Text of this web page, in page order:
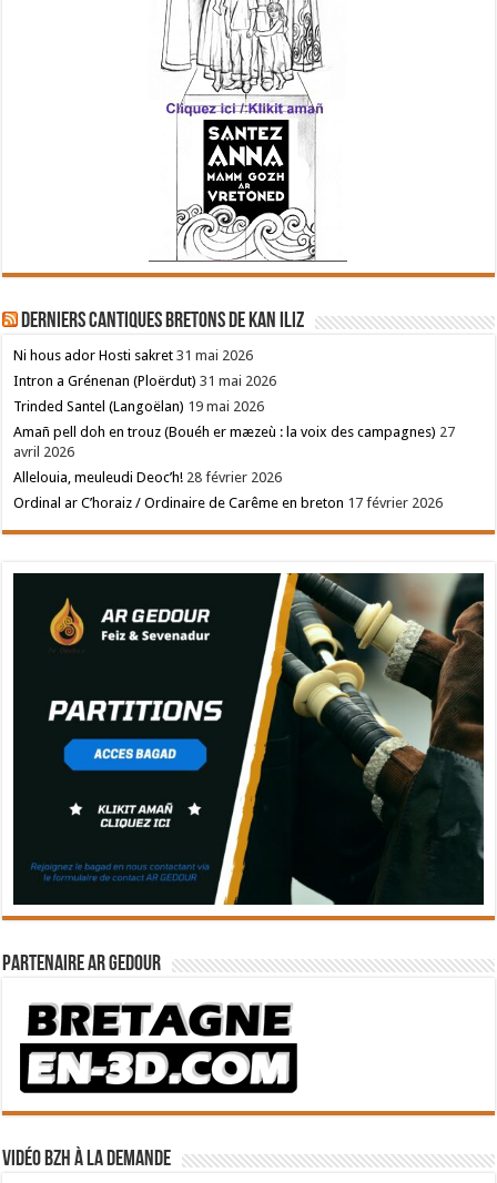
Derniers cantiques bretons de Kan Iliz
Ni hous ador Hosti sakret 31 mai 2026
Intron a Grénenan (Ploërdut) 31 mai 2026
Trinded Santel (Langoëlan) 19 mai 2026
Amañ pell doh en trouz (Bouéh er mæzeù : la voix des campagnes) 27
avril 2026
Allelouia, meuleudi Deoc’h! 28 février 2026
Ordinal ar C’horaiz / Ordinaire de Carême en breton 17 février 2026
Partenaire Ar Gedour
Vidéo BZH à la demande